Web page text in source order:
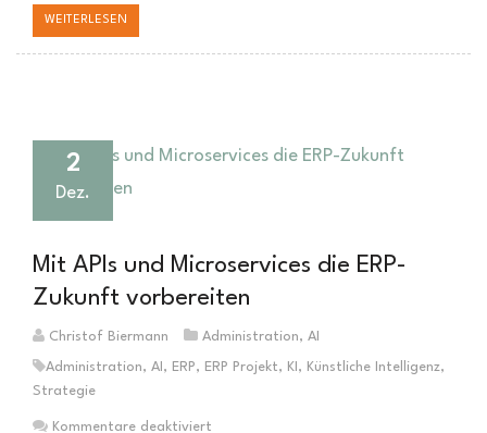
WEITERLESEN
2
Dez.
Mit APIs und Microservices die ERP-
Zukunft vorbereiten
Christof Biermann Administration, AI
Administration, AI , ERP, ERP Projekt, KI , Künstliche Intelligenz,
Strategie
Kommentare deaktiviert